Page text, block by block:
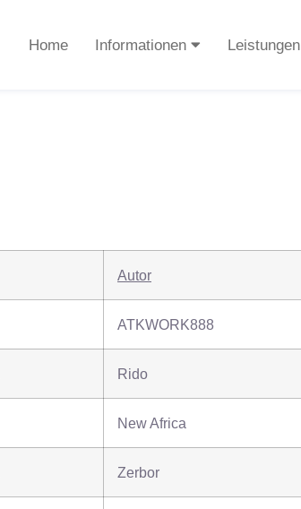
Home Informationen Leistungen
Autor
ATKWORK888
Rido
New Africa
Zerbor